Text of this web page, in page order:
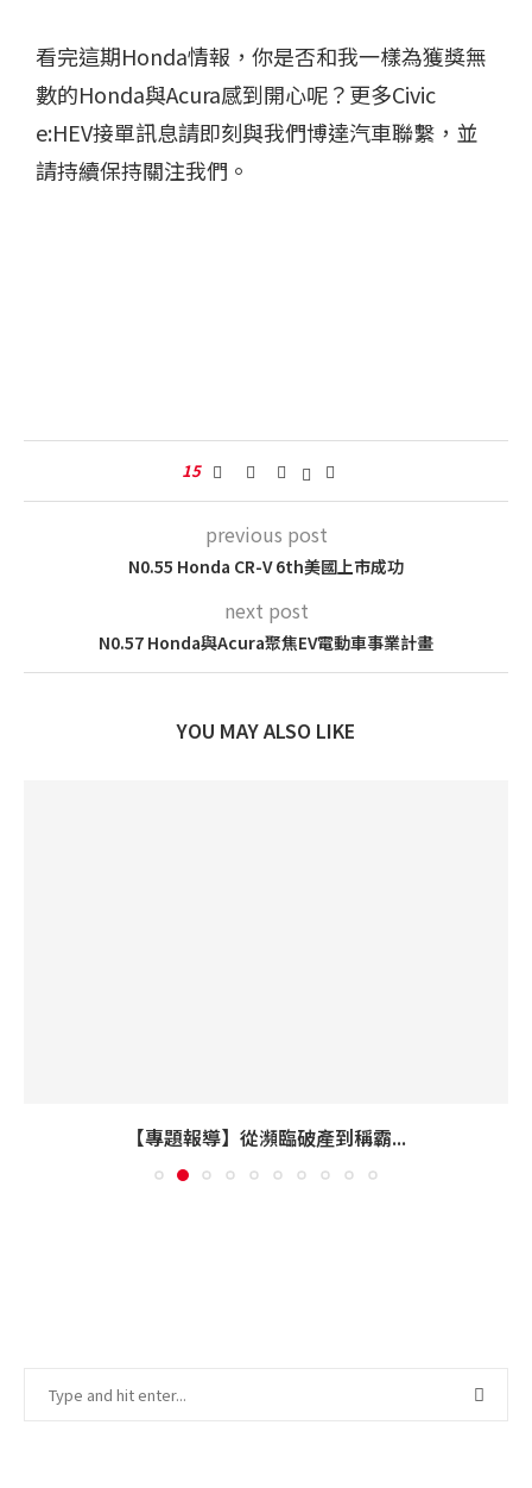
看完這期Honda情報，你是否和我一樣為獲獎無
數的Honda與Acura感到開心呢？更多Civic
e:HEV接單訊息請即刻與我們博達汽車聯繫，並
請持續保持關注我們。
15
previous post
N0.55 Honda CR-V 6th美國上市成功
next post
N0.57 Honda與Acura聚焦EV電動車事業計畫
YOU MAY ALSO LIKE
【專題報導】從瀕臨破產到稱霸...